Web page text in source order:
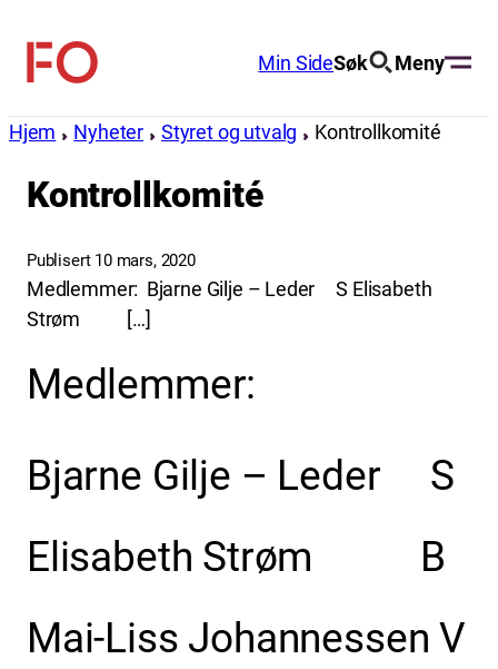
innhold
FO
Min SideSøk Meny
Hjem Nyheter Styret og utvalg Kontrollkomité
Kontrollkomité
Publisert 10 mars, 2020
Medlemmer: Bjarne Gilje – Leder S Elisabeth
Strøm […]
Medlemmer:
Bjarne Gilje – Leder S
Elisabeth Strøm B
Mai-Liss JohannessenV